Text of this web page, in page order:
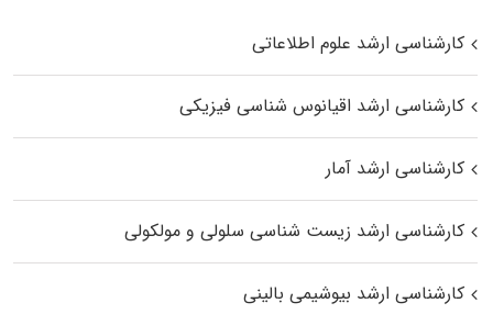
کارشناسی ارشد علوم اطلاعاتی
کارشناسی ارشد اقیانوس‌ شناسی فیزیکی
کارشناسی ارشد آمار
کارشناسی ارشد زیست شناسی سلولی و مولکولی
کارشناسی ارشد بیوشیمی بالینی